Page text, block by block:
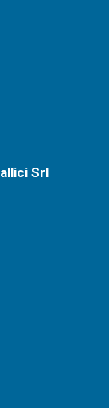
Srl